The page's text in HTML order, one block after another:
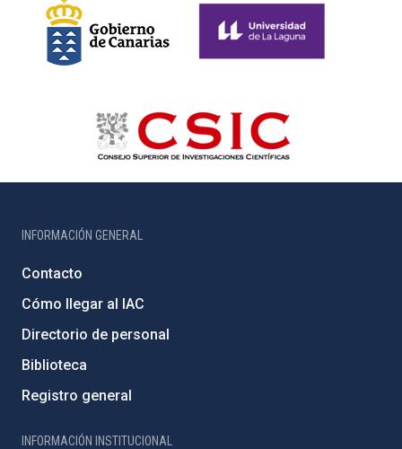
INFORMACIÓN GENERAL
Contacto
Cómo llegar al IAC
Directorio de personal
Biblioteca
Registro general
INFORMACIÓN INSTITUCIONAL